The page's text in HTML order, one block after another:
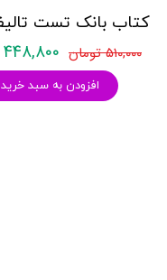
۵۱۰,۰۰۰ تومان ۴۴۸,۸۰۰ تومان
افزودن به سبد خرید